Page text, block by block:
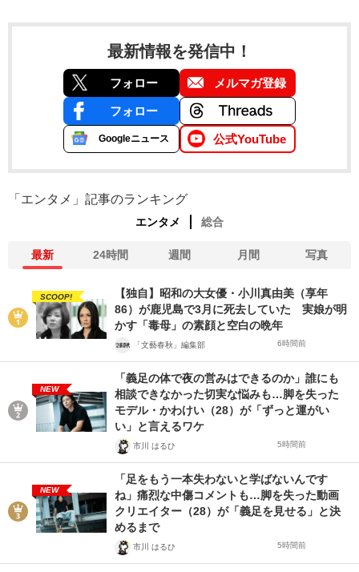
最新情報を発信中！
フォロー メルマガ登録
フォロー
Googleニュース 公式YouTube
「エンタメ」記事のランキング
エンタメ 総合
最新 24時間 週間 月間 写真
SCOOP!
【独自】昭和の大女優・小川真由美（享年
86）が鹿児島で3月に死去していた 実娘が明
かす「毒母」の素顔と空白の晩年
「文藝春秋」編集部 6時間前
NEW
「義足の体で夜の営みはできるのか」誰にも
相談できなかった切実な悩みも…脚を失った
モデル・かわけい（28）が「ずっと運がい
い」と言えるワケ
市川 はるひ 5時間前
NEW
「足をもう一本失わないと学ばないんです
ね」痛烈な中傷コメントも…脚を失った動画
クリエイター（28）が「義足を見せる」と決
めるまで
市川 はるひ 5時間前